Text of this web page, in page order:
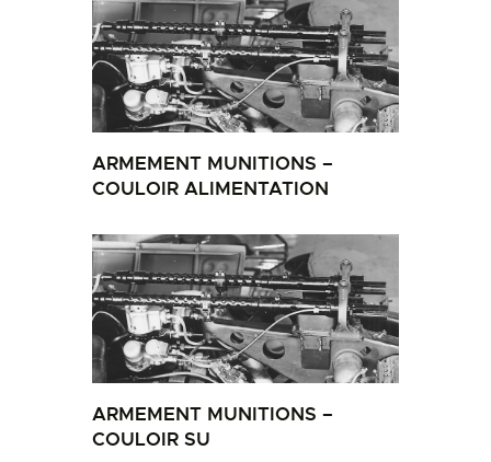
ARMEMENT MUNITIONS –
COULOIR ALIMENTATION
ARMEMENT MUNITIONS –
COULOIR SU